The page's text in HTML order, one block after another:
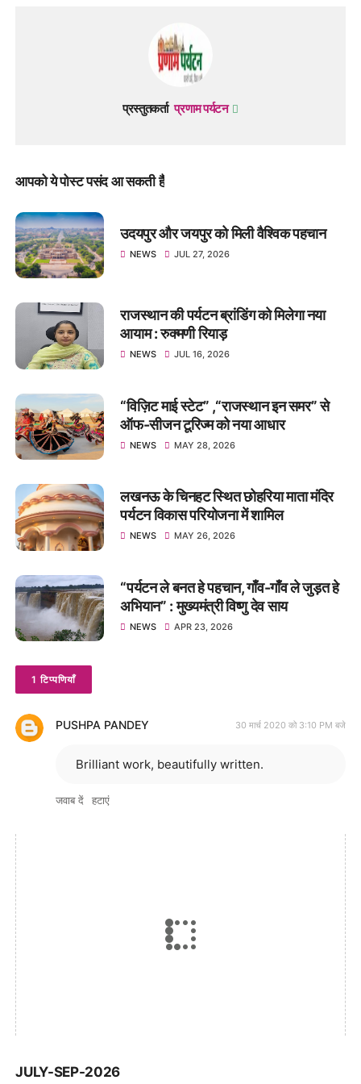
प्रस्तुतकर्ता प्रणाम पर्यटन
आपको ये पोस्ट पसंद आ सकती हैं
उदयपुर और जयपुर को मिली वैश्विक पहचान
NEWS JUL 27, 2026
राजस्थान की पर्यटन ब्रांडिंग को मिलेगा नया
आयाम : रुक्मणी रियाड़
NEWS JUL 16, 2026
“विज़िट माई स्टेट” ,“राजस्थान इन समर” से
ऑफ-सीजन टूरिज्म को नया आधार
NEWS MAY 28, 2026
लखनऊ के चिनहट स्थित छोहरिया माता मंदिर
पर्यटन विकास परियोजना में शामिल
NEWS MAY 26, 2026
“पर्यटन ले बनत हे पहचान, गाँव-गाँव ले जुड़त हे
अभियान” : मुख्यमंत्री विष्णु देव साय
NEWS APR 23, 2026
1 टिप्पणियाँ
PUSHPA PANDEY 30 मार्च 2020 को 3:10 PM बजे
Brilliant work, beautifully written.
जवाब दें हटाएं
JULY-SEP-2026